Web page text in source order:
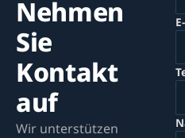
Nehmen
Sie
Kontakt
auf
Wir unterstützen